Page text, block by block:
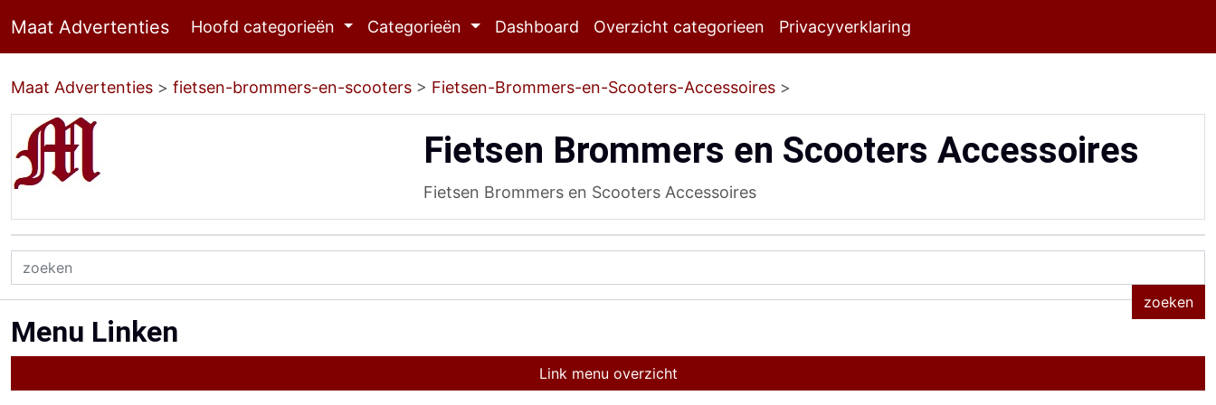
Maat Advertenties Hoofd categorieën Categorieën Dashboard Overzicht categorieen Privacyverklaring
Maat Advertenties > fietsen-brommers-en-scooters > Fietsen-Brommers-en-Scooters-Accessoires >
Fietsen Brommers en Scooters Accessoires
Fietsen Brommers en Scooters Accessoires
Menu Linken
Link menu overzicht